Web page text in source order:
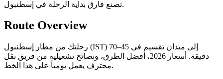
تصنع فارق بداية الرحلة في إسطنبول.
Route Overview
رحلتك من مطار إسطنبول (IST) إلى ميدان تقسيم في 45–70
دقيقة. أسعار 2026، أفضل الطرق، ونصائح تشغيلية من فريق نقل
محترف يعمل يومياً على هذا الخط.